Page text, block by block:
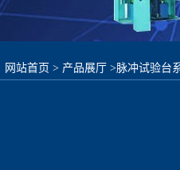
网站首页 > 产品展厅 >脉冲试验台